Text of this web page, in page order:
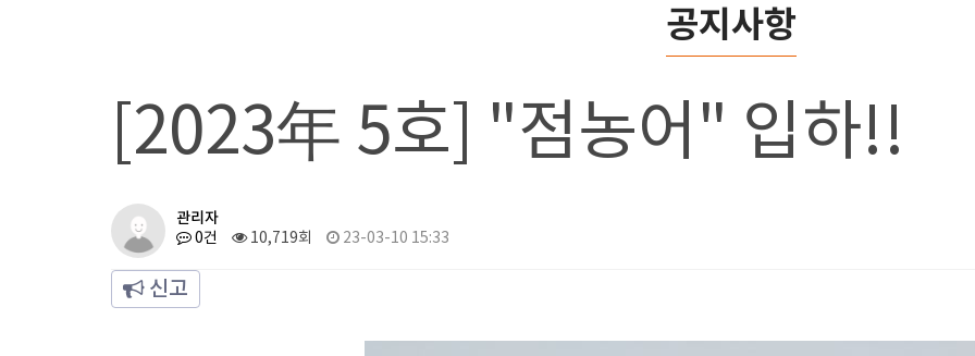
공지사항
[2023年 5호] "점농어" 입하!!
관리자
0건 10,719회 23-03-10 15:33
신고